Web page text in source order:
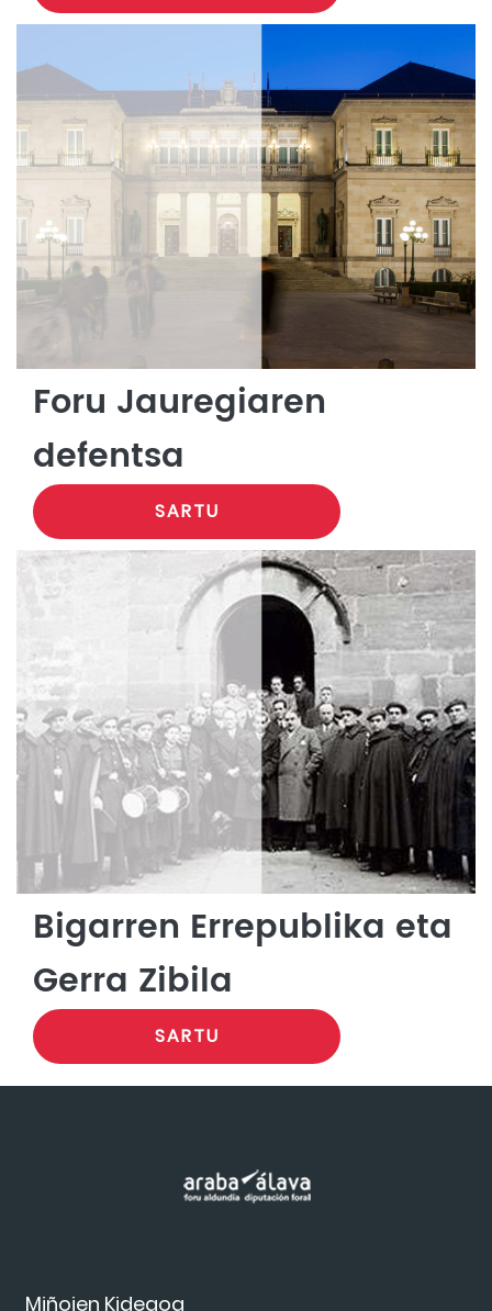
Foru Jauregiaren
defentsa
SARTU
Bigarren Errepublika eta
Gerra Zibila
SARTU
Miñoien Kidegoa